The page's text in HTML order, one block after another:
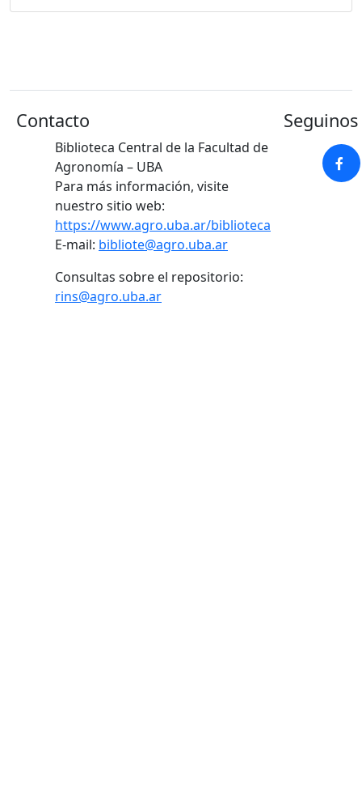
Contacto
Biblioteca Central de la Facultad de
Agronomía – UBA
Para más información, visite
nuestro sitio web:
https://www.agro.uba.ar/biblioteca
E-mail: bibliote@agro.uba.ar
Consultas sobre el repositorio:
rins@agro.uba.ar